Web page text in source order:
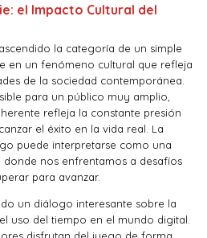
el Impacto Cultural del
la categoría de un simple
en un fenómeno cultural que refleja
de la sociedad contemporánea.
para un público muy amplio,
refleja la constante presión
el éxito en la vida real. La
puede interpretarse como una
nos enfrentamos a desafíos
para avanzar.
un diálogo interesante sobre la
uso del tiempo en el mundo digital.
disfrutan del juego de forma